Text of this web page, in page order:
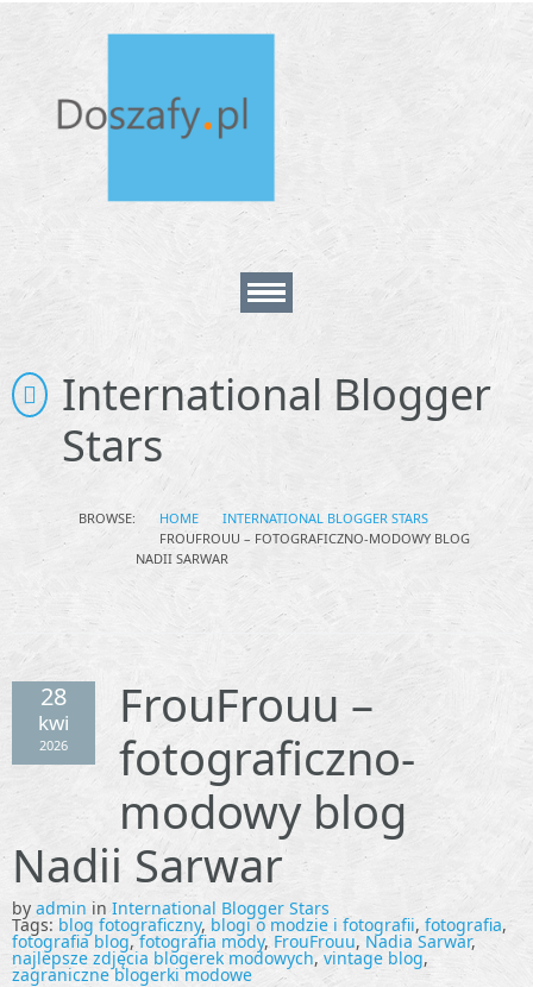
Home
About
Contact
International Blogger
Stars
BROWSE: HOME
INTERNATIONAL BLOGGER STARS
FROUFROUU – FOTOGRAFICZNO-MODOWY BLOG
NADII SARWAR
28
kwi
2026
FrouFrouu –
fotograficzno-
modowy blog
Nadii Sarwar
by admin in International Blogger Stars
Tags: blog fotograficzny, blogi o modzie i fotografii, fotografia,
fotografia blog,fotografia mody, FrouFrouu, Nadia Sarwar,
najlepsze zdjęcia blogerek modowych, vintage blog,
zagraniczne blogerki modowe